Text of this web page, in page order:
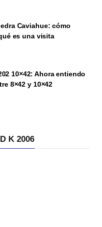
Caviahue: cómo
es una visita
10×42: Ahora entiendo
8×42 y 10×42
K 2006